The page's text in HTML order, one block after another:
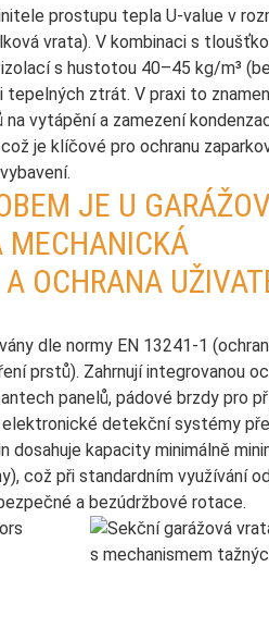
prostupu tepla U-value v
vrata). V kombinaci s
s hustotou 40–45 kg/m³
tepelných ztrát. V praxi to
na vytápění a zamezení
je klíčové pro ochranu
JE U
MECHANICKÁ
OCHRANA
dle normy EN 13241-1
prstů). Zahrnují integrovanou
panelů, pádové brzdy pro
detekční systémy
dosahuje kapacity minimálně
což při standardním využívání
a bezúdržbové rotace.